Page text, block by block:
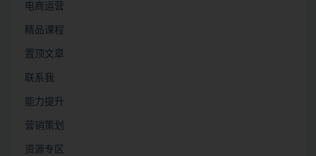
电商运营
精品课程
置顶文章
联系我
能力提升
营销策划
资源专区